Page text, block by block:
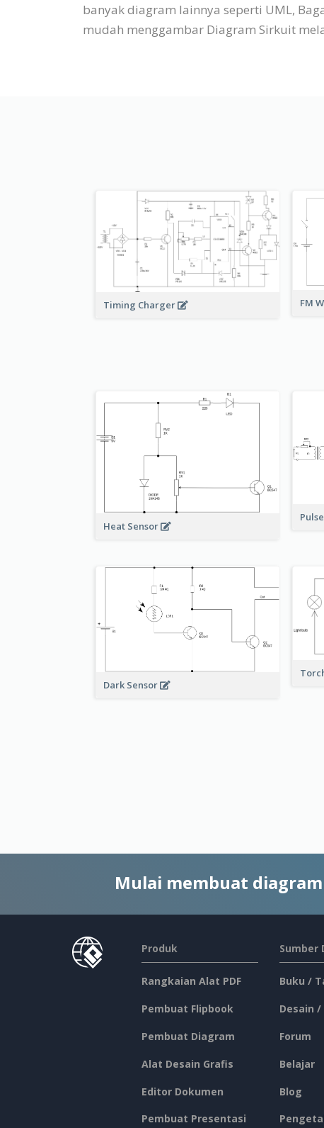
banyak diagram lainnya seperti UML,
mudah menggambar Diagram Sirkuit
Timing Charger
FM
Heat Sensor
Dark Sensor
Mulai membuat
Produk
Rangkaian Alat PDF
Pembuat Flipbook
Pembuat Diagram
Alat Desain Grafis
Editor Dokumen
Pembuat Presentasi
Sumber
Buku /
Desain
Forum
Belajar
Blog